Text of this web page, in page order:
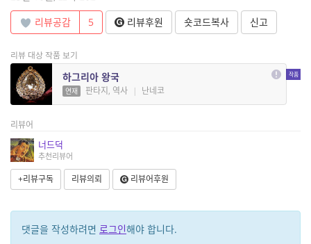
리뷰공감
5 리뷰후원 숏코드복사 신고
리뷰 대상 작품 보기
하그리아 왕국
연재 판타지, 역사 | 난네코
리뷰어
너드덕
추천리뷰어
+리뷰구독 리뷰의뢰 리뷰어후원
댓글을 작성하려면 로그인해야 합니다.